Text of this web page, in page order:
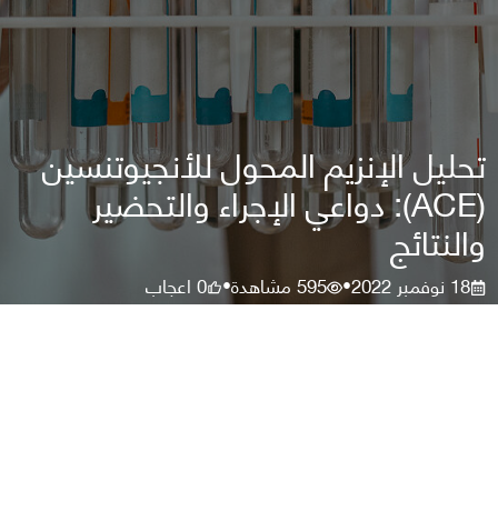
تحليل الإنزيم المحول للأنجيوتنسين
(ACE): دواعي الإجراء والتحضير
والنتائج
18 نوفمبر 2022 •
595مشاهدة•
0اعجاب